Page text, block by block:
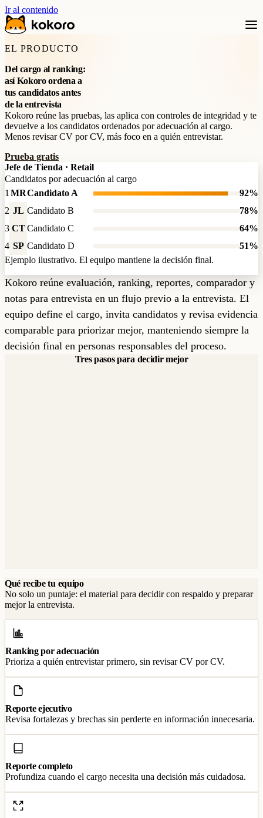
Ir al contenido
EL PRODUCTO
Del cargo al ranking:
así Kokoro ordena a
tus candidatos antes
de la entrevista
Kokoro reúne las pruebas, las aplica con controles de integridad y te
devuelve a los candidatos ordenados por adecuación al cargo.
Menos revisar CV por CV, más foco en a quién entrevistar.
Prueba gratis
Jefe de Tienda · Retail
Candidatos por adecuación al cargo
1 MRCandidato A
92%
2 JL Candidato B
78%
3 CT Candidato C
64%
4 SP Candidato D
51%
Ejemplo ilustrativo. El equipo mantiene la decisión final.
Kokoro reúne evaluación, ranking, reportes, comparador y
notas para entrevista en un flujo previo a la entrevista. El
equipo define el cargo, invita candidatos y revisa evidencia
comparable para priorizar mejor, manteniendo siempre la
decisión final en personas responsables del proceso.
Tres pasos para decidir mejor
Qué recibe tu equipo
No solo un puntaje: el material para decidir con respaldo y preparar
mejor la entrevista.
Ranking por adecuación
Prioriza a quién entrevistar primero, sin revisar CV por CV.
Reporte ejecutivo
Revisa fortalezas y brechas sin perderte en información innecesaria.
Reporte completo
Profundiza cuando el cargo necesita una decisión más cuidadosa.